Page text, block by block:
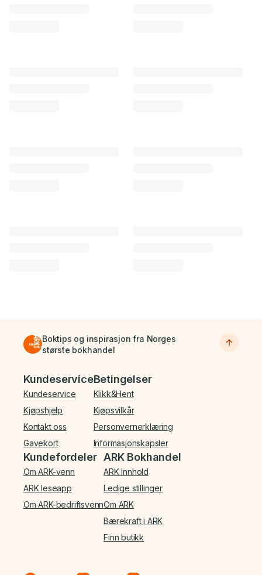
Boktips og inspirasjon fra Norges
største bokhandel
Bunnmeny
Kundeservice
Kundeservice
Kjøpshjelp
Kontakt oss
Gavekort
Betingelser
Klikk&Hent
Kjøpsvilkår
Personvernerklæring
Informasjonskapsler
Kundefordeler
Om ARK-venn
ARK leseapp
Om ARK-bedriftsvenn
ARK Bokhandel
ARK Innhold
Ledige stillinger
Om ARK
Bærekraft i ARK
Finn butikk